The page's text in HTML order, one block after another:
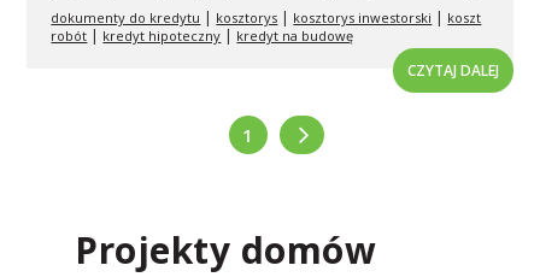
dokumenty do kredytu | kosztorys | kosztorys inwestorski | koszt
robót | kredyt hipoteczny | kredyt na budowę
CZYTAJ DALEJ
1
Projekty domów